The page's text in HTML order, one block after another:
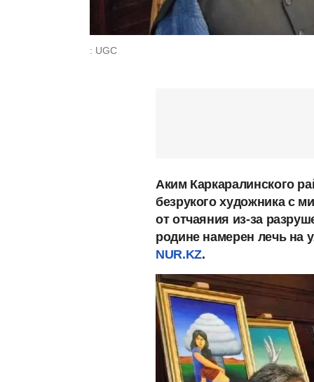
: UGC
Аким Каркаралинского
безрукого художника с
от отчаяния из-за
родине намерен лечь на
NUR.KZ.